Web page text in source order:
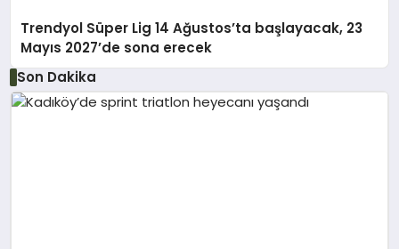
Trendyol Süper Lig 14 Ağustos’ta başlayacak, 23
Mayıs 2027’de sona erecek
Son Dakika